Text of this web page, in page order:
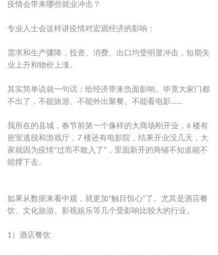
疫情会带来哪些就业冲击？
专业人士会这样讲疫情对宏观经济的影响：
需求和生产骤降，投资、消费、出口均受明显冲击，短期失
业上升和物价上涨。
其实简单说就一句话：给经济带来负面影响。毕竟大家门都
不出了，不能旅游、不能外出聚餐、不能看电影……
我所在的县城，春节前第一个像样的大商场刚开业，6 楼有
密室逃脱和游戏厅，7 楼还有电影院，结果开业没几天，大
家就因为疫情“过而不敢入了”，里面新开的商铺不知道能不
能撑下去。
如果从数据来看中观，就更加“触目惊心”了。尤其是酒店餐
饮、文化旅游、影视娱乐等几个受影响比较大的行业。
1）酒店餐饮